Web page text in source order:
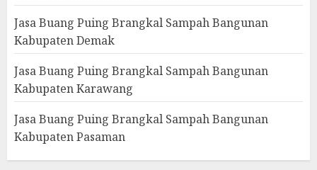
Jasa Buang Puing Brangkal Sampah Bangunan
Kabupaten Demak
Jasa Buang Puing Brangkal Sampah Bangunan
Kabupaten Karawang
Jasa Buang Puing Brangkal Sampah Bangunan
Kabupaten Pasaman